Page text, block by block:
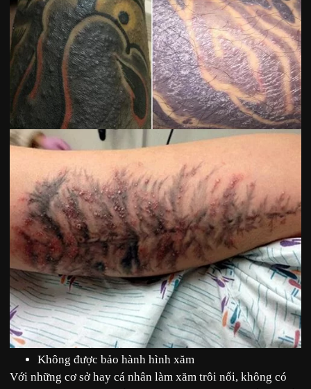
Không được bảo hành hình xăm
Với những cơ sở hay cá nhân làm xăm trôi nổi, không có